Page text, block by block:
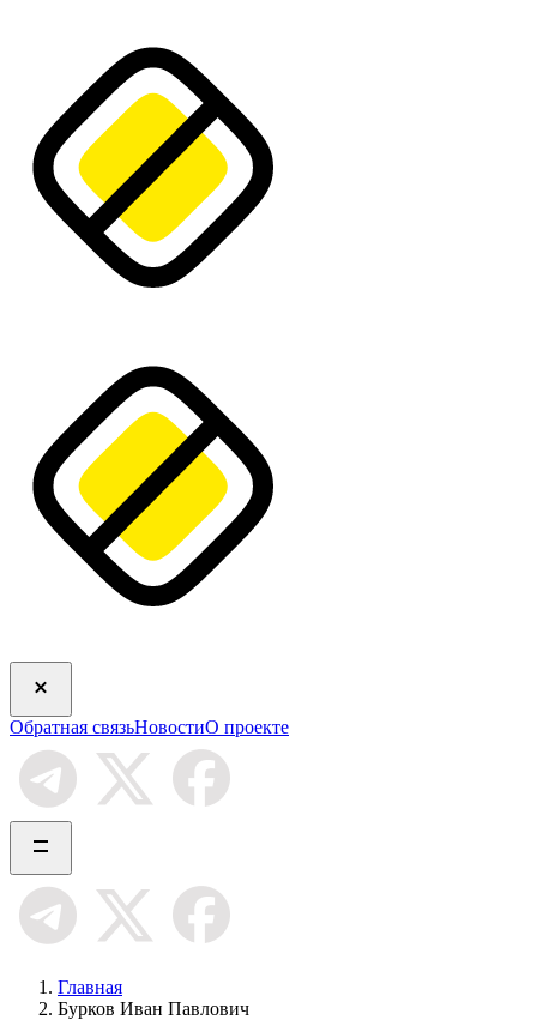
Обратная связьНовостиО проекте
Главная
Бурков Иван Павлович